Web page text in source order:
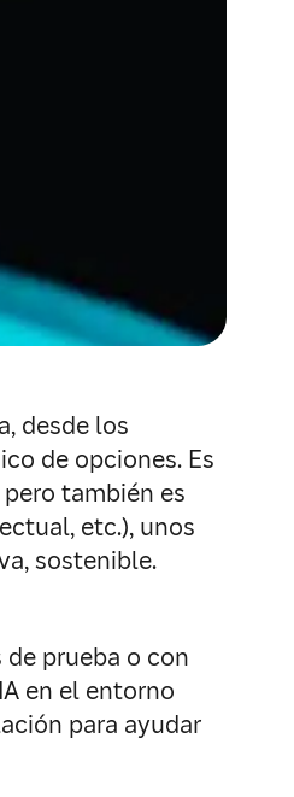
desde los
de opciones. Es
también es
etc.), unos
sostenible.
prueba o con
en el entorno
para ayudar